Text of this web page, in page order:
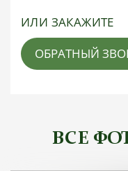
ИЛИ ЗАКАЖИТЕ
ОБРАТНЫЙ
ВСЕ